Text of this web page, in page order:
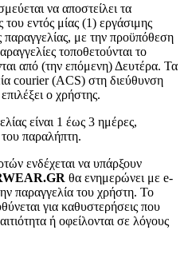
να αποστείλει τα
εντός μίας (1) εργάσιμης
με την προϋπόθεση
τοποθετούνται το
από (την επόμενη) Δευτέρα. Τα
courier (ACS) στη διεύθυνση
ο χρήστης.
είναι 1 έως 3 ημέρες,
παραλήπτη.
ενδέχεται να υπάρξουν
θα ενημερώνει με e-
παραγγελία του χρήστη. Το
για καθυστερήσεις που
ή οφείλονται σε λόγους